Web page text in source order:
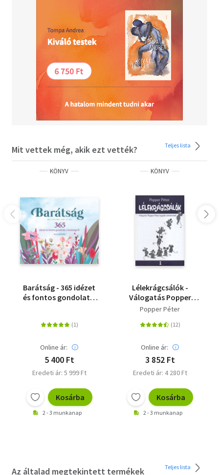
Mit vettek még, akik ezt vették? Teljes lista
KÖNYV
Barátság - 365 idézet
és fontos gondolat a
Online ár:
5 400 Ft
Eredeti ár: 5 999 Ft
Kosárba
2 - 3 munkanap
KÖNYV
Lélekrágcsálók -
Válogatás Popper
Péter legjobb
Popper Péter
Online ár:
3 852 Ft
Eredeti ár: 4 280 Ft
Kosárba
2 - 3 munkanap
Az általad megtekintett termékek Teljes lista